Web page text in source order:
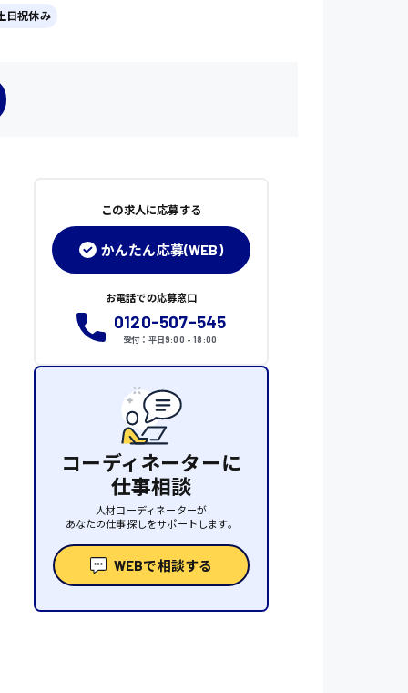
日祝休み
この求人に応募する
かんたん応募(WEB)
お電話での応募窓口
0120-507-545
受付：平日9:00 - 18:00
コーディネーターに
仕事相談
人材コーディネーターが
あなたの仕事探しをサポートします。
WEBで相談する